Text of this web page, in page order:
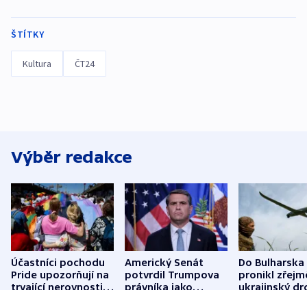
ŠTÍTKY
Kultura ČT24
Výběr redakce
Účastníci pochodu
Pride upozorňují na
trvající nerovnosti i
Americký Senát
potvrdil Trumpova
právníka jako
Do Bulharska
pronikl
ukrajinský